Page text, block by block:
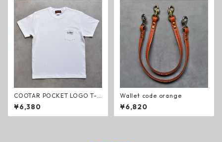
COOTAR POCKET LOGO T-s
hirt white
¥6,380
Wallet code orange
¥6,820